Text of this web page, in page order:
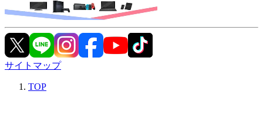
サイトマップ
TOP